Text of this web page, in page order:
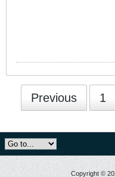
Previous 1
Copyright ©